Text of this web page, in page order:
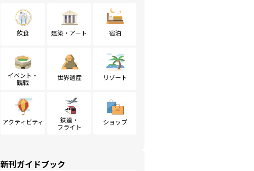
飲食 建築・アート 宿泊
イベント・
観戦
世界遺産 リゾート
アクティビティ
鉄道・
フライト
ショップ
新刊ガイドブック